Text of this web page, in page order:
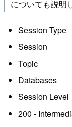
についても説明
Session Type
Session
Topic
Databases
Session Level
200 -